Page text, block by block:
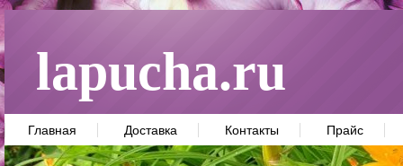
lapucha.ru
Главная Доставка Контакты Прайс